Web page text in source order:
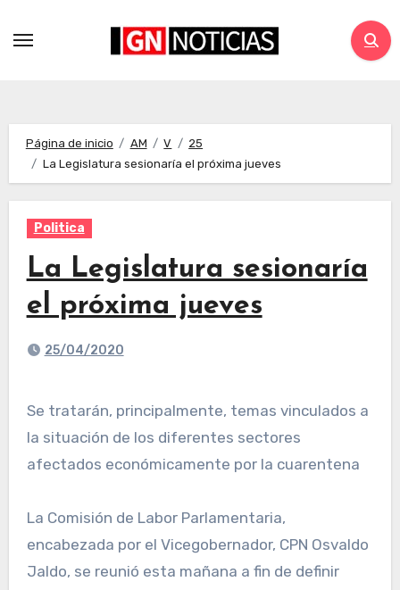
Página de inicio AM V
25
La Legislatura sesionaría el próxima jueves
Politica
La Legislatura sesionaría
el próxima jueves
25/04/2020
Se tratarán, principalmente, temas vinculados a
la situación de los diferentes sectores
afectados económicamente por la cuarentena
La Comisión de Labor Parlamentaria,
encabezada por el Vicegobernador, CPN Osvaldo
Jaldo, se reunió esta mañana a fin de definir